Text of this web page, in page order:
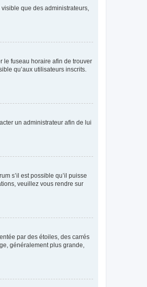
que des administrateurs,
le fuseau horaire afin de trouver
qu’aux utilisateurs inscrits.
un administrateur afin de lui
s’il est possible qu’il puisse
veuillez vous rendre sur
par des étoiles, des carrés
généralement plus grande,